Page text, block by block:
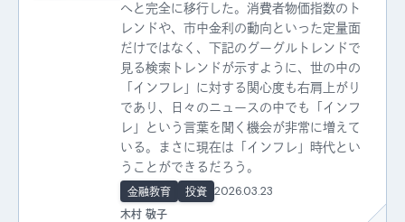
へと完全に移行した。消費者物価指数のト
レンドや、市中金利の動向といった定量面
だけではなく、下記のグーグルトレンドで
見る検索トレンドが示すように、世の中の
「インフレ」に対する関心度も右肩上がり
であり、日々のニュースの中でも「インフ
レ」という言葉を聞く機会が非常に増えて
いる。まさに現在は「インフレ」時代とい
うことができるだろう。
金融教育 投資 2026.03.23
木村 敬子